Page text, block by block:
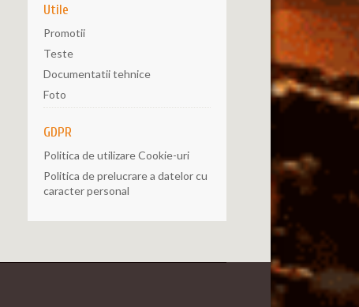
Utile
Promotii
Teste
Documentatii tehnice
Foto
GDPR
Politica de utilizare Cookie-uri
Politica de prelucrare a datelor cu
caracter personal